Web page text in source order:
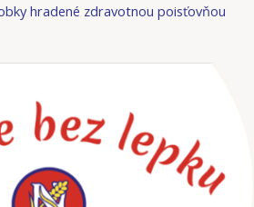
hradené zdravotnou poisťovňou